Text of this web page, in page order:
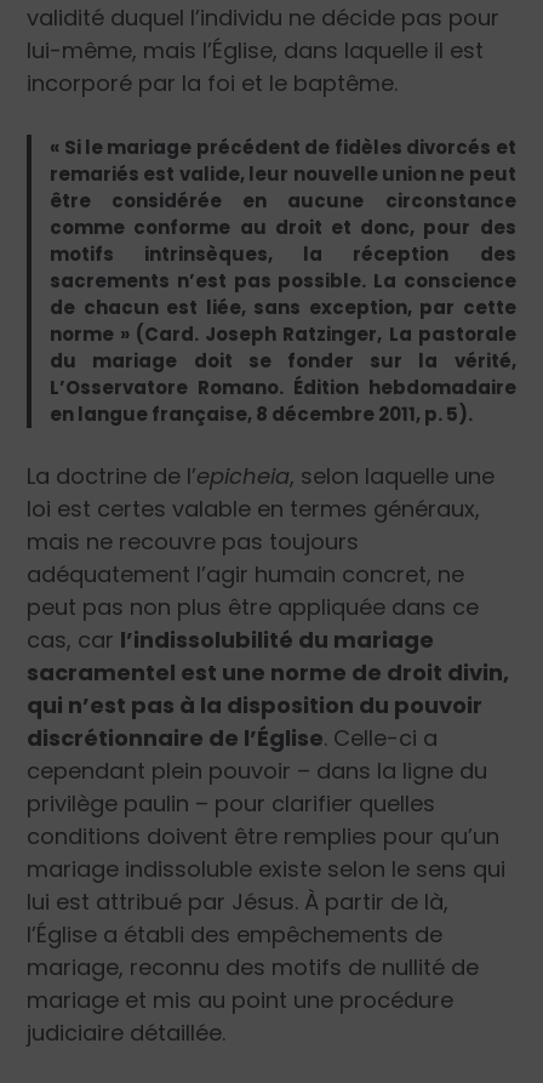
validité duquel l’individu ne décide pas pour
lui-même, mais l’Église, dans laquelle il est
incorporé par la foi et le baptême.
« Si le mariage précédent de fidèles divorcés et
remariés est valide, leur nouvelle union ne peut
être considérée en aucune circonstance
comme conforme au droit et donc, pour des
motifs intrinsèques, la réception des
sacrements n’est pas possible. La conscience
de chacun est liée, sans exception, par cette
norme » (Card. Joseph Ratzinger, La pastorale
du mariage doit se fonder sur la vérité,
L’Osservatore Romano. Édition hebdomadaire
en langue française, 8 décembre 2011, p. 5).
La doctrine de l’epicheia, selon laquelle une
loi est certes valable en termes généraux,
mais ne recouvre pas toujours
adéquatement l’agir humain concret, ne
peut pas non plus être appliquée dans ce
cas, car l’indissolubilité du mariage
sacramentel est une norme de droit divin,
qui n’est pas à la disposition du pouvoir
discrétionnaire de l’Église. Celle-ci a
cependant plein pouvoir – dans la ligne du
privilège paulin – pour clarifier quelles
conditions doivent être remplies pour qu’un
mariage indissoluble existe selon le sens qui
lui est attribué par Jésus. À partir de là,
l’Église a établi des empêchements de
mariage, reconnu des motifs de nullité de
mariage et mis au point une procédure
judiciaire détaillée.